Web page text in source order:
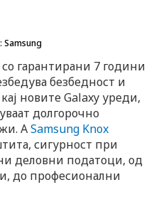
Samsung
со гарантирани 7 години
безбедност и
новите Galaxy уреди,
долгорочно
АSamsung Knox
сигурност при
деловни податоци, од
до професионални